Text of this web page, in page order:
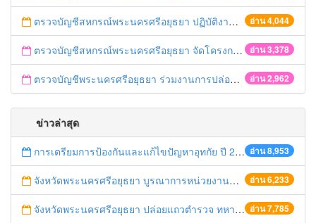
อ่าน 4,044
ตรวจบัญชีสหกรณ์พระนครศรีอยุธยา ปฏิบัติงานลงพื้นที่ตามมาตรการแก้ไขปัญหาวิกฤตภัยแล้งในพื้นที่ลุ่มเจ้าพระยา ปี 2558/2559
อ่าน 3,378
ตรวจบัญชีสหกรณ์พระนครศรีอยุธยา จัดโครงการประชุมอาสาสมัครเกษตรด้านบัญชี (ครูบัญชี) ระดับจังหวัด ประจำปี 2558 เรื่อง "ซักซ้อมแนวทางการปฏิบัติงานเพื่อเตรียมความพร้อมครูบัญชีในการสอนแนะการจัดทำ บัญชีให้กับเกษตรกรในโครงการส่งเสริมการเกษตรแบบแปลงใหญ่" (๒๘ ก.ย.๕๘)
อ่าน 2,962
ตรวจบัญชีพระนครศรีอยุธยา ร่วมงานการปล่อยพันธุ์สัตว์น้ำ เนื่องในวันเฉลิมพระชนมพรรษา สมเด็จพระนางเจ้าสิริกิติ์
ข่าวล่าสุด
อ่าน 8,953
การเตรียมการป้องกันและแก้ไขปัญหาอุทกัย ปี 2561
อ่าน 6,233
จังหวัดพระนครศรีอยุธยา บูรณาการหน่วยงานที่เกี่ยวข้อง ลงพื้นที่จัดระเบียบและดำเนินมาตรการตามบทลงโทษสูงสุดกับผู้ประกอบการร้านค้าที่ยังฝ่าฝืนตั้งร้านค้ารุกล้ำเขตพื้นที่ทางหลวง เตรียมความปลอดภัยก่อนเทศกาลสงกรานต์
อ่าน 7,785
จังหวัดพระนครศรีอยุธยา ปล่อยแถวตำรวจ ทหาร ฝ่ายปกครอง กว่า 100 นาย ตรวจเข้มท่ารถสาธารณะ สถานีขนส่งรถโดยสาร วินรถตู้ และสถานีรถไฟ เตรียมรับมือเทศกาลสงกรานต์